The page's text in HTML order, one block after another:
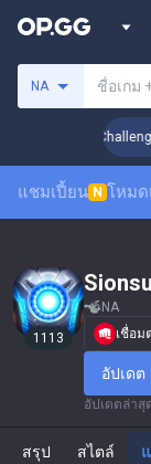
NA
ค้นหาซัม
ชื่อเกม
Up in 3 Days!
แชมเปี้ยน N โหมด
1113
NA
เชื่อ
อัปเดต
อัปเดตล่าสุ
สรุป สไตล์